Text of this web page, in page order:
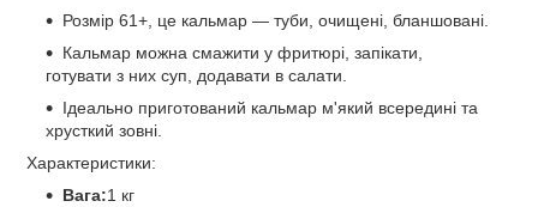
Розмір 61+, це кальмар — туби, очищені, бланшовані.
Кальмар можна смажити у фритюрі, запікати,
готувати з них суп, додавати в салати.
Ідеально приготований кальмар м'який всередині та
хрусткий зовні.
Характеристики:
Вага:1 кг